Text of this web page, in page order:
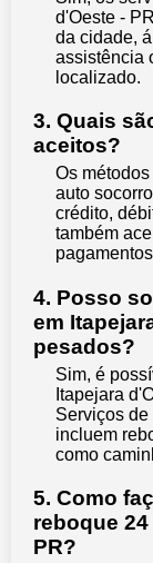
d'Oeste -
da cidade,
assistência
localizado.
3. Quais
aceitos?
Os
auto
crédito,
também
4. Posso
em
pesados?
Sim, é
Itapejara
Serviços
incluem
como
5. Como
reboque
PR?